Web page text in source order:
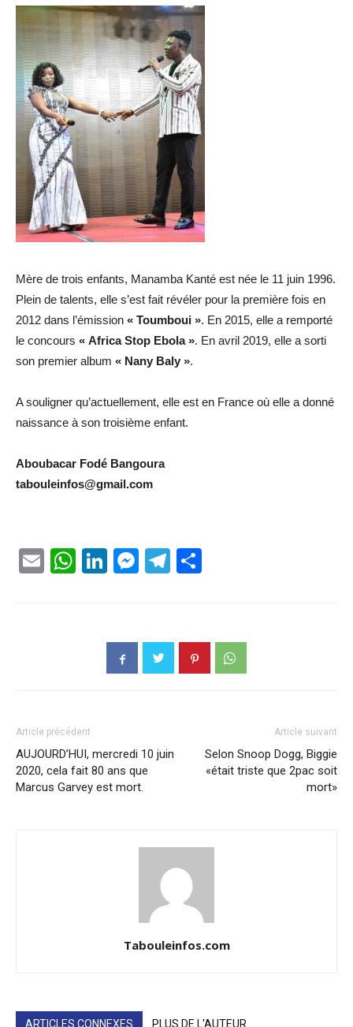
Mère de trois enfants, Manamba Kanté est née le 11 juin 1996.
Plein de talents, elle s’est fait révéler pour la première fois en
2012 dans l’émission « Toumboui ». En 2015, elle a remporté
le concours « Africa Stop Ebola ». En avril 2019, elle a sorti
son premier album « Nany Baly ».
A souligner qu’actuellement, elle est en France où elle a donné
naissance à son troisième enfant.
Aboubacar Fodé Bangoura
tabouleinfos@gmail.com
EmailWhatsApp
LinkedIn
Messenger
Telegram
Article précédent
AUJOURD’HUI, mercredi 10 juin
2020, cela fait 80 ans que
Marcus Garvey est mort.
Article suivant
Selon Snoop Dogg, Biggie
«était triste que 2pac soit
mort»
Tabouleinfos.com
ARTICLES CONNEXES PLUS DE L'AUTEUR